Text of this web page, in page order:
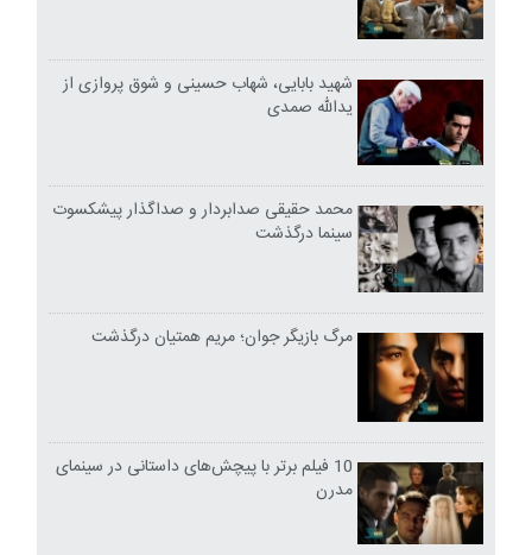
شهید بابایی، شهاب حسینی و شوق پروازی از
یدالله صمدی
محمد حقیقی صدابردار و صداگذار پیشکسوت
سینما درگذشت
مرگ بازیگر جوان؛ مریم همتیان درگذشت
10 فیلم برتر با پیچش‌های داستانی در سینمای
مدرن